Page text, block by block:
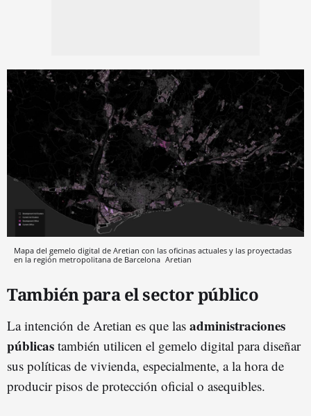
Mapa del gemelo digital de Aretian con las oficinas actuales y las proyectadas
en la región metropolitana de Barcelona Aretian
También para el sector público
La intención de Aretian es que las administraciones
públicas también utilicen el gemelo digital para diseñar
sus políticas de vivienda, especialmente, a la hora de
producir pisos de protección oficial o asequibles.